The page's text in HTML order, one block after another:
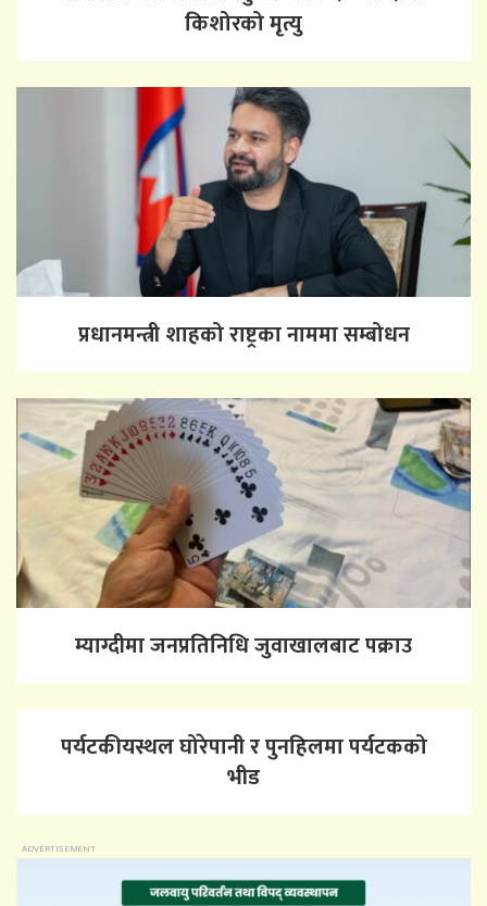
किशोरको मृत्यु
प्रधानमन्त्री शाहको राष्ट्रका नाममा सम्बोधन
म्याग्दीमा जनप्रतिनिधि जुवाखालबाट पक्राउ
पर्यटकीयस्थल घोरेपानी र पुनहिलमा पर्यटकको
भीड